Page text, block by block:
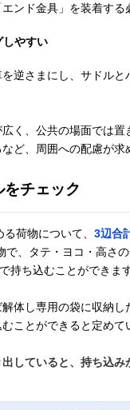
S～M
SLIP
5-
イズにぴっ
輪行袋
どが付属
リッ
量輪行
肩に掛けて
できるショ
ンド金具」を装着する
しやすい
逆さまにし、サドルと
く、公共の場面では
ど、周囲への配慮が求
チェック
荷物について、 3辺合
で、タテ・ヨコ・高さ
持ち込むことができま
体し専用の袋に収納
ことができると定めて
していると、持ち込み